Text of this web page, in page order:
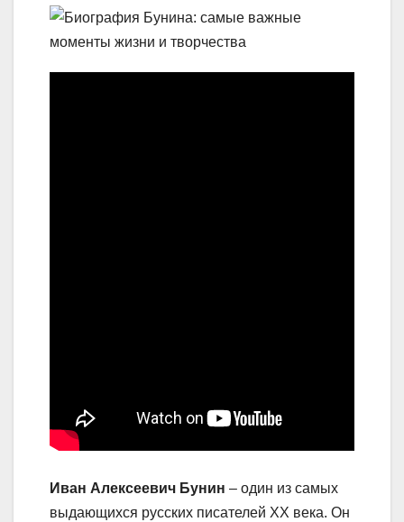
Иван Алексеевич Бунин – один из самых
выдающихся русских писателей XX века. Он